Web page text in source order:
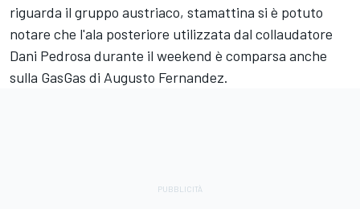
riguarda il gruppo austriaco, stamattina si è potuto
notare che l'ala posteriore utilizzata dal collaudatore
Dani Pedrosa durante il weekend è comparsa anche
sulla GasGas di Augusto Fernandez.